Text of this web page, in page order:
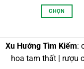
CHỌN
này
có
nhiều
Xu Hướng Tìm Kiếm:
hoa tam thất | rượu